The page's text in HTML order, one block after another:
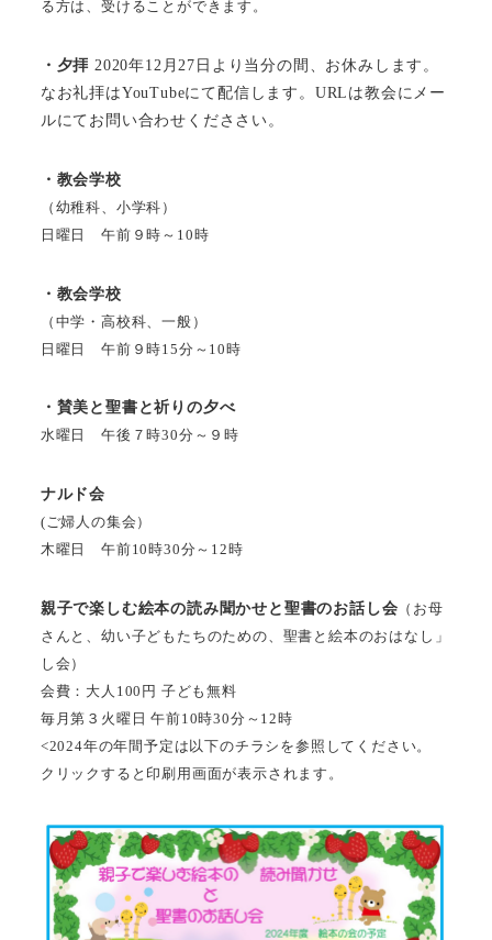
る方は、受けることができます。
・夕拝 2020年12月27日より当分の間、お休みします。
なお礼拝はYouTubeにて配信します。URLは教会にメー
ルにてお問い合わせくだささい。
・教会学校
（幼稚科、小学科）
日曜日 午前９時～10時
・教会学校
（中学・高校科、一般）
日曜日 午前９時15分～10時
・賛美と聖書と祈りの夕べ
水曜日 午後７時30分～９時
ナルド会
(ご婦人の集会）
木曜日 午前10時30分～12時
親子で楽しむ絵本の読み聞かせと聖書のお話し会 （お母
さんと、幼い子どもたちのための、聖書と絵本のおはなし」
し会）
会費：大人100円 子ども無料
毎月第３火曜日 午前10時30分～12時
<2024年の年間予定は以下のチラシを参照してください。
クリックすると印刷用画面が表示されます。